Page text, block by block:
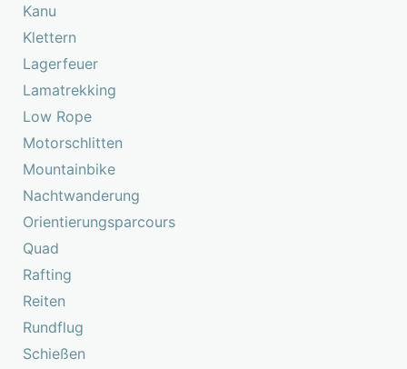
Kanu
Klettern
Lagerfeuer
Lamatrekking
Low Rope
Motorschlitten
Mountainbike
Nachtwanderung
Orientierungsparcours
Quad
Rafting
Reiten
Rundflug
Schießen